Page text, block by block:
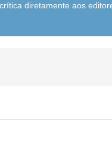
diretamente aos